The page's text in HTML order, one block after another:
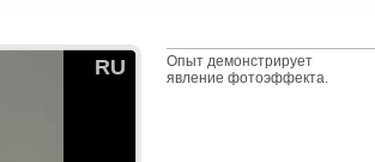
RU
Опыт демонстрирует
явление фотоэффекта.